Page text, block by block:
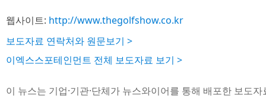
웹사이트: http://www.thegolfshow.co.kr
보도자료 연락처와 원문보기 >
이엑스스포테인먼트 전체 보도자료 보기 >
이 뉴스는 기업·기관·단체가 뉴스와이어를 통해 배포한 보도